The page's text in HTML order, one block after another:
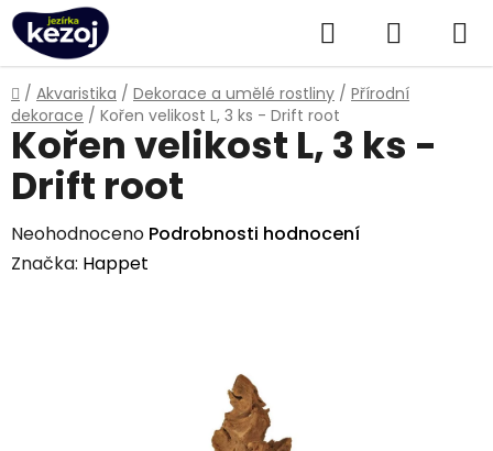
Přejít
na
obsah
Hledat
KOŠÍK
Domů
/ Akvaristika / Dekorace a umělé rostliny / Přírodní
dekorace / Kořen velikost L, 3 ks - Drift root
Kořen velikost L, 3 ks -
Drift root
Průměrné
hodnocení
Neohodnoceno Podrobnosti hodnocení
Značka: Happet